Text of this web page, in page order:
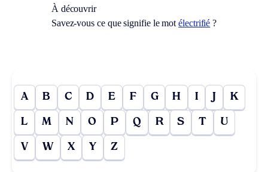
À découvrir
Savez-vous ce que signifie le motélectrifié ?
A B C D E F G H I J K
L M N O P Q R S T U
V W X Y Z